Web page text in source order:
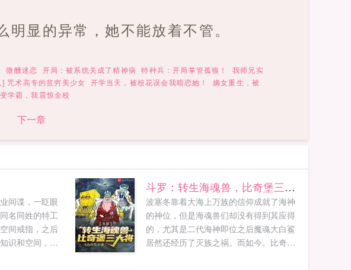
显的异常，她不能放着不管。
微醺迷恋 开局：被系统关成了精神病 特种兵：开局掌管孤狼！
我师兄实
咒术高专的贫穷美少女 开学当天，被校花误会我暗恋她！
嫡女重生，被
学霸，我震惊全校
下一章
间谍，一眨眼
名同姓的特工
间戒指，之后
识和空间，一
斗罗：转生海魂兽，比奇堡三大将
波塞冬靠着大海上万族的信仰成就了海神
的神位，但是海魂兽们却没有得到其应得
的，尤其是二代海神即位之后魔魂大白鲨
居然还经历了灭族之祸。而如今。比奇堡